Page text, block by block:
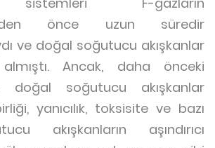
önce uzun süredir
ve doğal soğutucu akışkanlar
Ancak, daha önceki
doğal soğutucu akışkanlar
yanıcılık, toksisite ve bazı
akışkanların aşındırıcı